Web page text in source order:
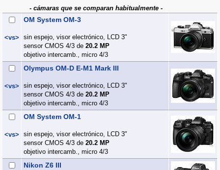
- cámaras que se comparan habitualmente -
<vs>
OM System OM-3
sin espejo, visor electrónico, LCD 3"
sensor CMOS 4/3 de 20.2 MP
objetivo intercamb., micro 4/3
<vs>
Olympus OM-D E-M1 Mark III
sin espejo, visor electrónico, LCD 3"
sensor CMOS 4/3 de 20.2 MP
objetivo intercamb., micro 4/3
<vs>
OM System OM-1
sin espejo, visor electrónico, LCD 3"
sensor CMOS 4/3 de 20.2 MP
objetivo intercamb., micro 4/3
Nikon Z6 III